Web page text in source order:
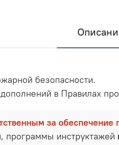
безопасности.
в Правилах
за
программы инструктажей